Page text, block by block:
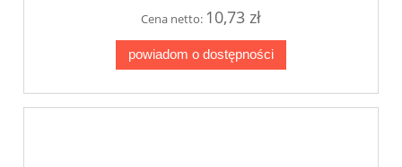
Cena netto: 10,73 zł
powiadom o dostępności